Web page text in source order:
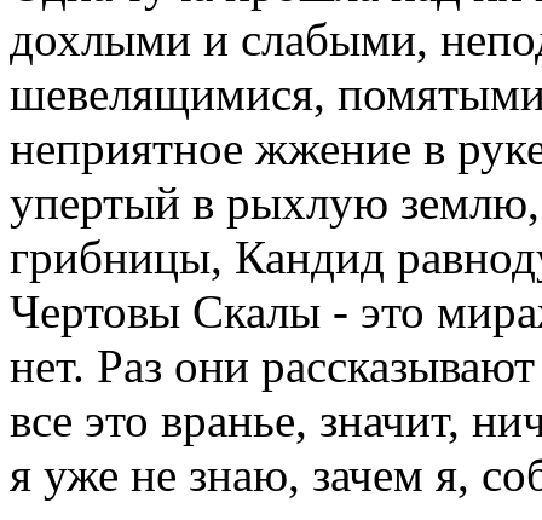
дохлыми и слабыми,
шевелящимися,
неприятное жжение в
упертый в рыхлую
грибницы, Кандид
Чертовы Скалы - это
нет. Раз они
все это вранье, значит,
я уже не знаю, зачем я,